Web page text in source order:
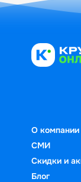
О компании
СМИ
Скидки и
Блог